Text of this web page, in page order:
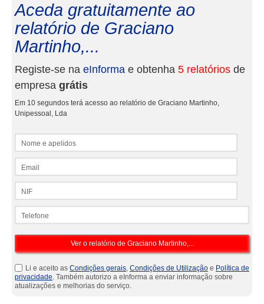
Aceda gratuitamente ao
relatório de Graciano
Martinho,...
Registe-se na eInforma e obtenha 5 relatórios de
empresa grátis
Em 10 segundos terá acesso ao relatório de Graciano Martinho,
Unipessoal, Lda
Li e aceito as Condições gerais, Condições de Utilização e Política de
privacidade. Também autorizo a eInforma a enviar informação sobre
atualizações e melhorias do serviço.